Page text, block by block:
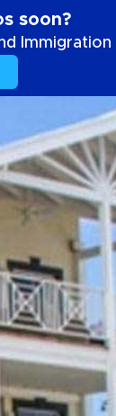
soon?